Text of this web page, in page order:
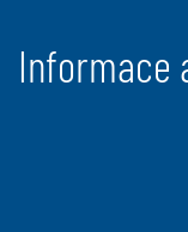
Informace